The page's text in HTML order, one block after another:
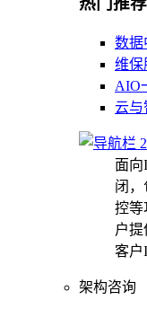
数据
维保
AIO
云与
面
闭
控等
户
客户
架构咨询